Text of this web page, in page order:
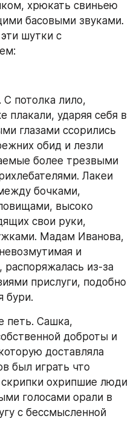
хрюкать свиньею
басовыми звуками.
шутки с
потолка лило,
плакали, ударяя себя в
глазами ссорились
обид и лезли
более трезвыми
Лакеи
бочками,
высоко
свои руки,
Мадам Иванова,
и
распоряжалась из-за
прислуги, подобно
бури.
петь. Сашка,
доброты и
доставляла
был играть что
скрипки охрипшие люди
голосами орали в
с бессмысленной